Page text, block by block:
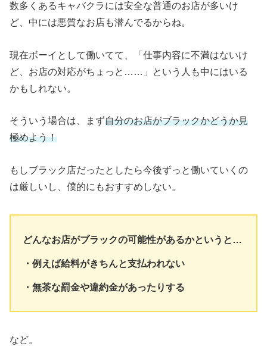
数多くあるキャバクラには安全な普通のお店が多いけ
ど、中には悪質なお店も潜んでるからね。
現在ボーイとして働いてて、「仕事内容に不満はないけ
ど、お店の対応がちょっと……」という人も中にはいる
かもしれない。
そういう場合は、まず自分のお店がブラックかどうか見
極めよう！
もしブラック店だったとしたら今後ずっと働いていくの
は厳しいし、僕的にもおすすめしない。
どんなお店がブラックの可能性があるかというと…
・例えば給料がきちんと支払われない
・無茶な罰金や違約金があったりする
など。